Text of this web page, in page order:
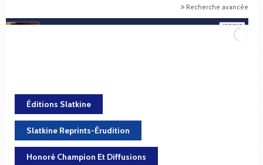
Recherche avancée
Éditions Slatkine
Slatkine Reprints-Érudition
Honoré Champion Et Diffusions